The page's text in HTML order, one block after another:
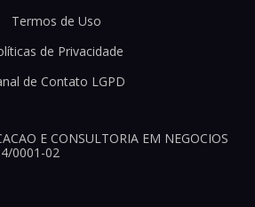
Termos de Uso
de Privacidade
de Contato LGPD
E CONSULTORIA EM NEGOCIOS
0001-02